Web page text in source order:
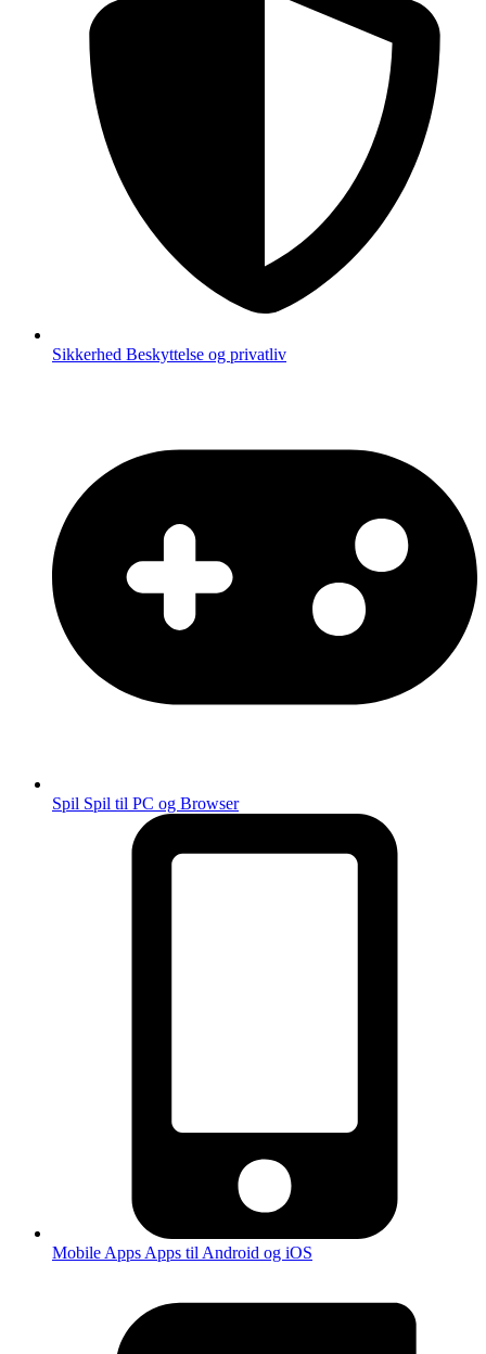
Sikkerhed Beskyttelse og privatliv
Spil Spil til PC og Browser
Mobile Apps Apps til Android og iOS